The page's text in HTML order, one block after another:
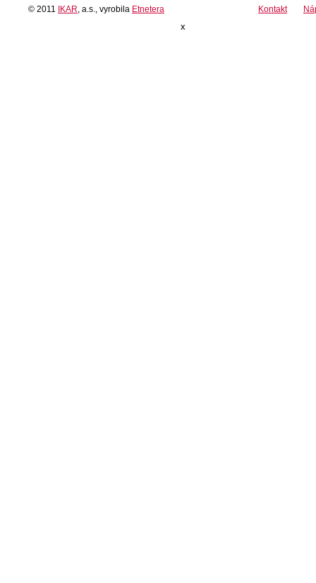
© 2011 IKAR , a.s., vyrobila Etnetera Kontakt
x